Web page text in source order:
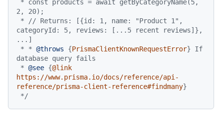
2, 20);
categoryId: 5, reviews: [...5 recent reviews]},
...]
* * @throws {PrismaClientKnownRequestError} If
database query fails
* @see {@link
https://www.prisma.io/docs/reference/api-
reference/prisma-client-reference#findmany}
*/